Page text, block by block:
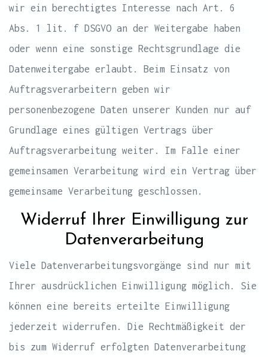
wir ein berechtigtes Interesse nach Art. 6
Abs. 1 lit. f DSGVO an der Weitergabe haben
oder wenn eine sonstige Rechtsgrundlage die
Datenweitergabe erlaubt. Beim Einsatz von
Auftragsverarbeitern geben wir
personenbezogene Daten unserer Kunden nur auf
Grundlage eines gültigen Vertrags über
Auftragsverarbeitung weiter. Im Falle einer
gemeinsamen Verarbeitung wird ein Vertrag über
gemeinsame Verarbeitung geschlossen.
Widerruf Ihrer Einwilligung zur
Datenverarbeitung
Viele Datenverarbeitungsvorgänge sind nur mit
Ihrer ausdrücklichen Einwilligung möglich. Sie
können eine bereits erteilte Einwilligung
jederzeit widerrufen. Die Rechtmäßigkeit der
bis zum Widerruf erfolgten Datenverarbeitung